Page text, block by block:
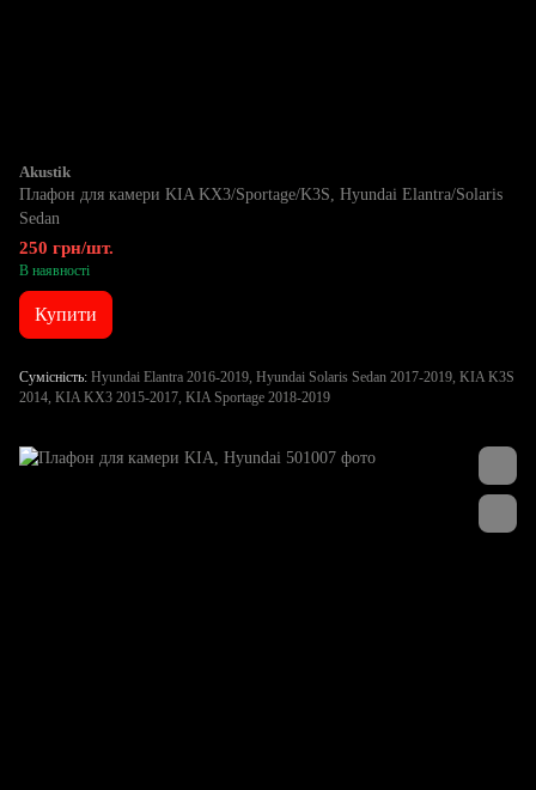
Akustik
Плафон для камери KIA KX3/Sportage/K3S, Hyundai Elantra/Solaris
Sedan
250 грн/шт.
В наявності
Купити
Сумісність Hyundai Elantra 2016-2019, Hyundai Solaris Sedan 2017-2019, KIA K3S
2014, KIA KX3 2015-2017, KIA Sportage 2018-2019